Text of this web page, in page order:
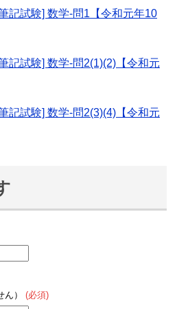
記試験] 数学-問1【令和元年10
記試験] 数学-問2(1)(2)【令和元
記試験] 数学-問2(3)(4)【令和元
ん） (必須)